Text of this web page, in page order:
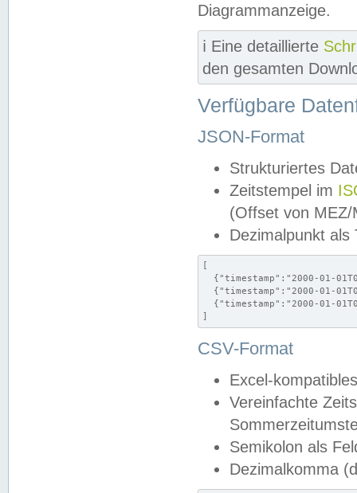
Diagrammanzeige.
ℹ️ Eine detaillierte
den gesamten
Verfügbare
JSON-Format
Strukturiertes
Zeitstempel im
(Offset von MEZ/
Dezimalpunkt als
[
{"timestamp":"2000-01-
{"timestamp":"2000-01-
{"timestamp":"2000-01-
]
CSV-Format
Excel-
Vereinfachte
Semikolon als
Dezimalkomma